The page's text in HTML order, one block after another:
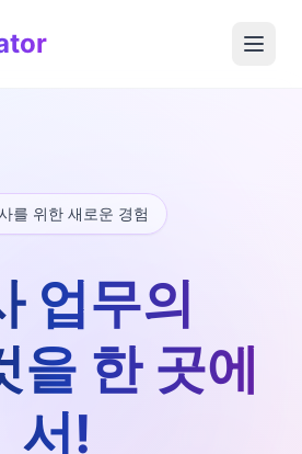
를 위한 새로운 경험
업무의
을 한 곳에
서!